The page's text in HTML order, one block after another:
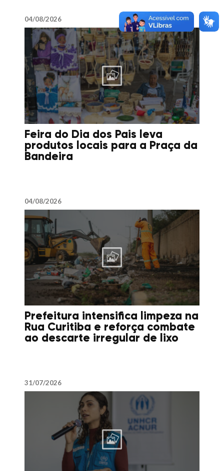
04/08/2026
Feira do Dia dos Pais leva
produtos locais para a Praça da
Bandeira
04/08/2026
Prefeitura intensifica limpeza na
Rua Curitiba e reforça combate
ao descarte irregular de lixo
31/07/2026